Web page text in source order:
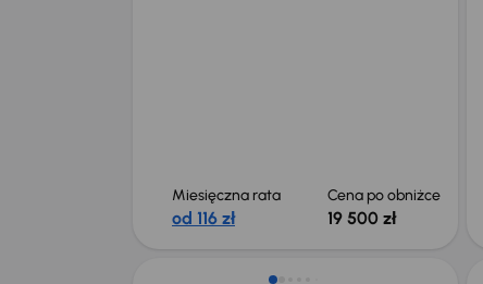
Miesięczna rata
od 116 zł
Cena po obniżce
19 500 zł